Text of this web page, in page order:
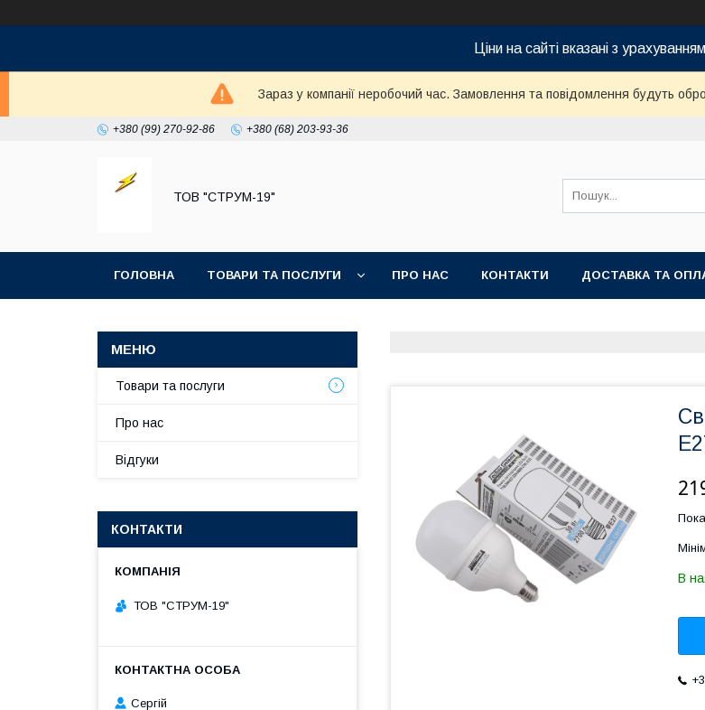
Ціни на сайті вказані з
Зараз у компанії неробочий час. Замовлення та повідомлення будуть
+380 (99) 270-92-86 +380 (68) 203-93-36
ТОВ "СТРУМ-19"
ГОЛОВНА ТОВАРИ ТА ПОСЛУГИ ПРО НАС КОНТАКТИ ДОСТАВКА ТА
В
Товари та послуги
Про нас
Відгуки
КОНТАКТИ
ТОВ "СТРУМ-19"
Сергій